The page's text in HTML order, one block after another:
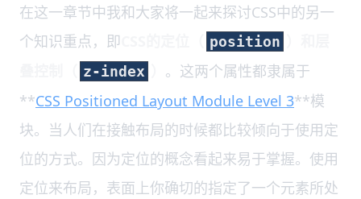
在这一章节中我和大家将一起来探讨CSS中的另一
个知识重点，即
position
z-index
。这两个属性都隶属于
**CSS Positioned Layout Module Level 3**模
块。当人们在接触布局的时候都比较倾向于使用定
位的方式。因为定位的概念看起来易于掌握。使用
定位来布局，表面上你确切的指定了一个元素所处